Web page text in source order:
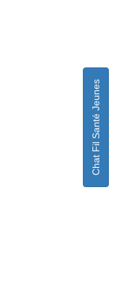
Chat Fil Santé Jeunes